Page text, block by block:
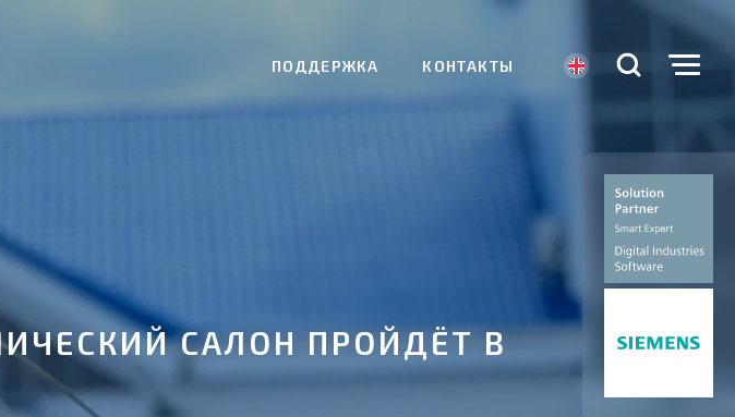
ПОДДЕРЖКА КОНТАКТЫ
САЛОН ПРОЙДЁТ В